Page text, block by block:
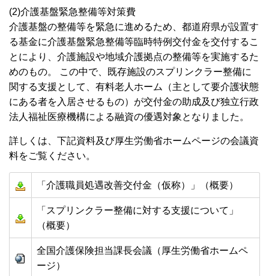
(2)介護基盤緊急整備等対策費
介護基盤の整備等を緊急に進めるため、都道府県が設置す
る基金に介護基盤緊急整備等臨時特例交付金を交付するこ
とにより、介護施設や地域介護拠点の整備等を実施するた
めのもの。 この中で、既存施設のスプリンクラー整備に
関する支援として、有料老人ホーム（主として要介護状態
にある者を入居させるもの）が交付金の助成及び独立行政
法人福祉医療機構による融資の優遇対象となりました。
詳しくは、下記資料及び厚生労働省ホームページの会議資
料をご覧ください。
「介護職員処遇改善交付金（仮称）」（概要）
「スプリンクラー整備に対する支援について」
（概要）
全国介護保険担当課長会議（厚生労働省ホームペ
ージ）